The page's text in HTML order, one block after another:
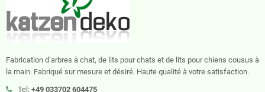
Fabrication d’arbres à chat, de lits pour chats et de lits pour chiens cousus à
la main. Fabriqué sur mesure et désiré. Haute qualité à votre satisfaction.
Tel: +49 033702 604475